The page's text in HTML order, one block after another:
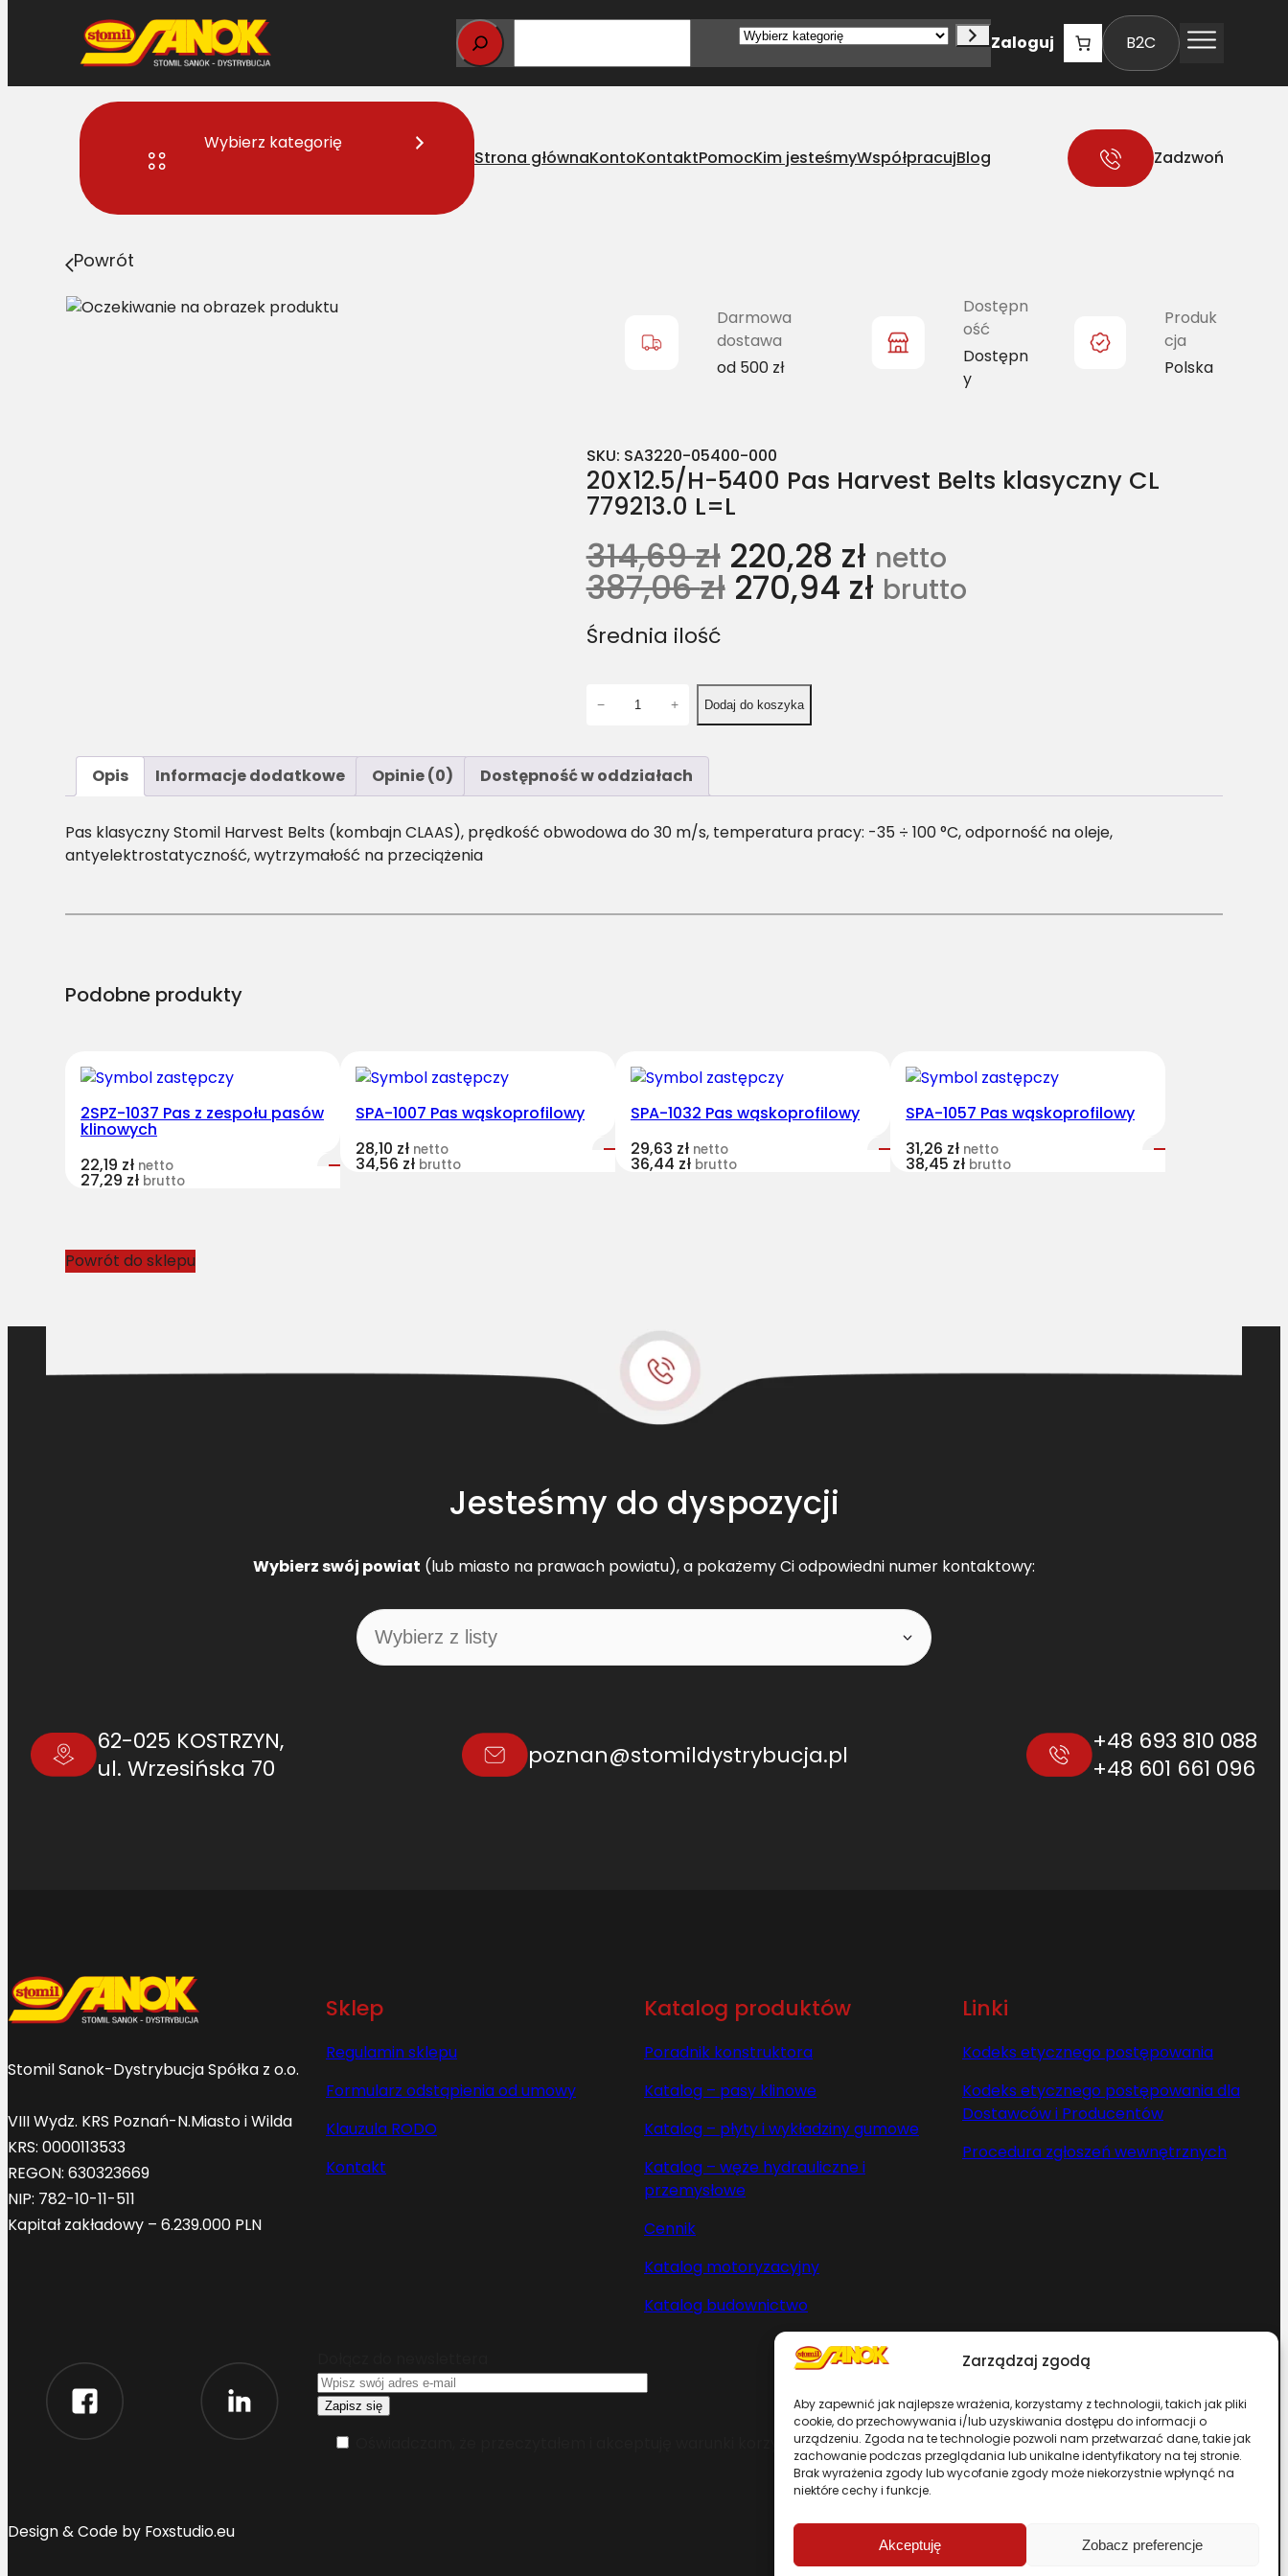
Zarządzaj zgodą
Aby zapewnić jak najlepsze wrażenia, korzystamy z technologii, takich jak pliki
cookie, do przechowywania i/lub uzyskiwania dostępu do informacji o
urządzeniu. Zgoda na te technologie pozwoli nam przetwarzać dane, takie jak
zachowanie podczas przeglądania lub unikalne identyfikatory na tej stronie.
Brak wyrażenia zgody lub wycofanie zgody może niekorzystnie wpłynąć na
niektóre cechy i funkcje.
Akceptuję Zobacz preferencje
Wybierz
Zaloguj B2C
Wybierz kategorię
Strona głównaKontoKontaktPomocKim jesteśmyWspółpracujBlog Zadzwoń
Strona główna > 20X12.5/H-5400 Pas Harvest Belts klasyczny CL 779213.0 L=L
Powrót
Darmowa
dostawa
od 500 zł
Dostępn
ość
Dostępn
y
Produk
cja
Polska
SKU: SA3220-05400-000
20X12.5/H-5400 Pas Harvest Belts klasyczny CL
779213.0 L=L
314,69zł 220,28 zł netto
387,06zł 270,94 zł brutto
Średnia ilość
ś
ć
0
e
l
a
y
z
7
− + Dodaj do koszyka
Opis Informacje dodatkowe Opinie (0) Dostępność w oddziałach
Pas klasyczny Stomil Harvest Belts (kombajn CLAAS), prędkość obwodowa do 30 m/s, temperatura pracy: -35 ÷ 100 °C, odporność na oleje,
antyelektrostatyczność, wytrzymałość na przeciążenia
Podobne produkty
2SPZ-1037 Pas z zespołu pasów
klinowych
22,19 zł netto
27,29 zł brutto
SPA-1007 Pas wąskoprofilowy
28,10 zł netto
34,56 zł brutto
SPA-1032 Pas wąskoprofilowy
29,63 zł netto
36,44 zł brutto
SPA-1057 Pas wąskoprofilowy
31,26 zł netto
38,45 zł brutto
Powrót do sklepu
Jesteśmy do dyspozycji
Wybierz swój powiat (lub miasto na prawach powiatu), a pokażemy Ci odpowiedni numer kontaktowy:
62-025 KOSTRZYN,
ul. Wrzesińska 70
poznan@stomildystrybucja.pl
+48 693 810 088
+48 601 661 096
Stomil Sanok-Dystrybucja Spółka z o.o.
VIII Wydz. KRS Poznań-N.Miasto i Wilda
KRS: 0000113533
REGON: 630323669
NIP: 782-10-11-511
Kapitał zakładowy – 6.239.000 PLN
Sklep
Regulamin sklepu
Formularz odstąpienia od umowy
Klauzula RODO
Kontakt
Katalog produktów
Poradnik konstruktora
Katalog – pasy klinowe
Katalog – płyty i wykładziny gumowe
Katalog – węże hydrauliczne i
przemysłowe
Cennik
Katalog motoryzacyjny
Katalog budownictwo
Linki
Kodeks etycznego postępowania
Kodeks etycznego postępowania dla
Dostawców i Producentów
Procedura zgłoszeń wewnętrznych
Oświadczam, że przeczytałem i akceptuję warunki korzystania z serwisu
Chcesz zostać dystrybutorem?
Design & Code by Foxstudio.eu Przewiń stronę do góry